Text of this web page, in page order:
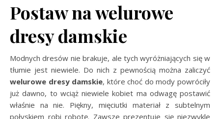
Postaw na welurowe
dresy damskie
Modnych dresów nie brakuje, ale tych wyróżniających się w
tłumie jest niewiele. Do nich z pewnością można zaliczyć
welurowe dresy damskie, które choć do mody powróciły
już dawno, to wciąż niewiele kobiet ma odwagę postawić
właśnie na nie. Piękny, mięciutki materiał z subtelnym
połyskiem robi robotę. Zawsze prezentuje się niezwykle